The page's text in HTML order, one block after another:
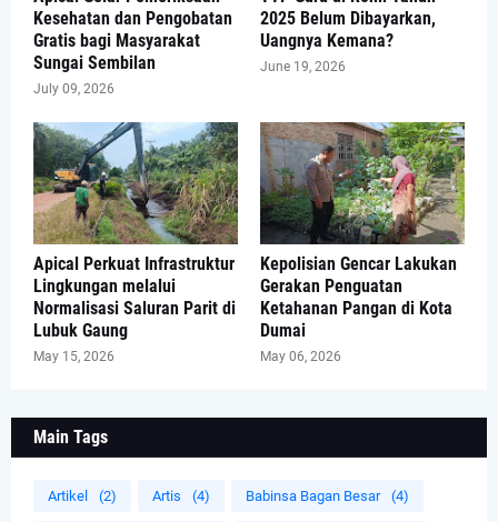
Kesehatan dan Pengobatan
Gratis bagi Masyarakat
Sungai Sembilan
July 09, 2026
2025 Belum Dibayarkan,
Uangnya Kemana?
June 19, 2026
Apical Perkuat Infrastruktur
Lingkungan melalui
Normalisasi Saluran Parit di
Lubuk Gaung
May 15, 2026
Kepolisian Gencar Lakukan
Gerakan Penguatan
Ketahanan Pangan di Kota
Dumai
May 06, 2026
Main Tags
Artikel (2) Artis (4) Babinsa Bagan Besar (4)